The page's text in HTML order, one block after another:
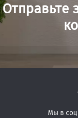
Отправьте
Мы в соц